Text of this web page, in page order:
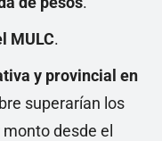
MULC.
y provincial en
superarían los
monto desde el